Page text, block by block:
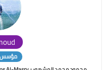
مؤسس